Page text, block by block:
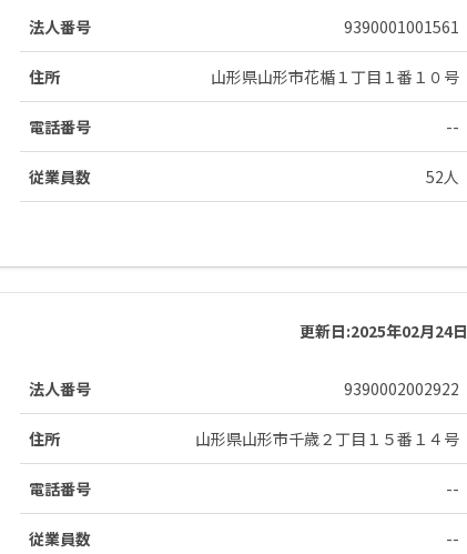
法人番号 9390001001561
住所 山形県山形市花楯１丁目１番１０号
電話番号 --
従業員数 52人
更新日:2025年02月24日
法人番号 9390002002922
住所 山形県山形市千歳２丁目１５番１４号
電話番号 --
従業員数 --